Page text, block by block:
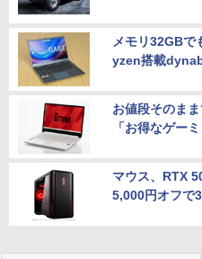
メモリ32GBで
yzen搭載
お値段そのま
「お得なゲー
マウス、RTX
5,000円オフで